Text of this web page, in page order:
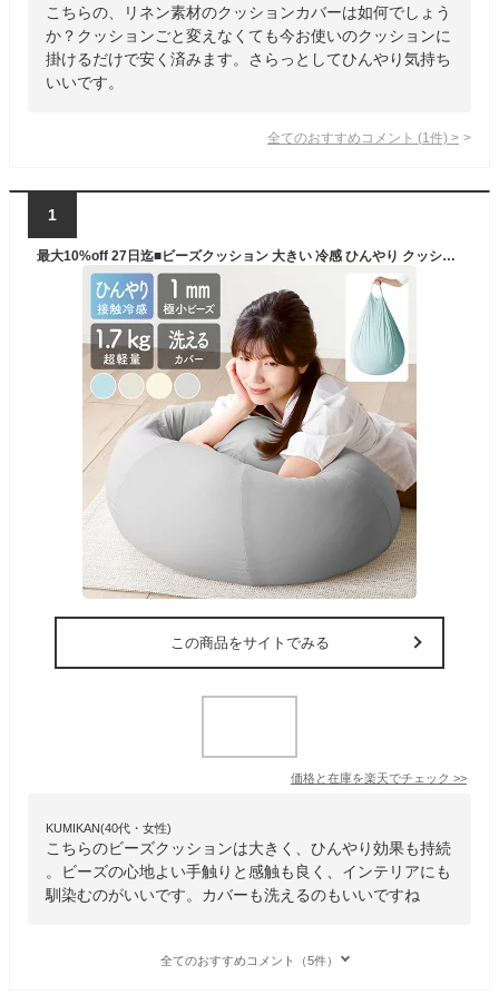
こちらの、リネン素材のクッションカバーは如何でしょう
か？クッションごと変えなくても今お使いのクッションに
掛けるだけで安く済みます。さらっとしてひんやり気持ち
いいです。
全てのおすすめコメント (1 件) >
1
最大10%off 27日迄■ビーズクッション 大きい 冷感 ひんやり クッション 人をダメにするクッション 洗える カバー 伸縮素材 接触冷感 おしゃれ かわいい 無地 大型 巨大 ビーズソファ ソファー 特大クッション リビング 子供部屋 涼しい 夏 夏用
この商品をサイトでみる
価格と在庫を楽天でチェック >>
KUMIKAN(40代・女性)
こちらのビーズクッションは大きく、ひんやり効果も持続
。ビーズの心地よい手触りと感触も良く、インテリアにも
馴染むのがいいです。カバーも洗えるのもいいですね
全てのおすすめコメント（5件）